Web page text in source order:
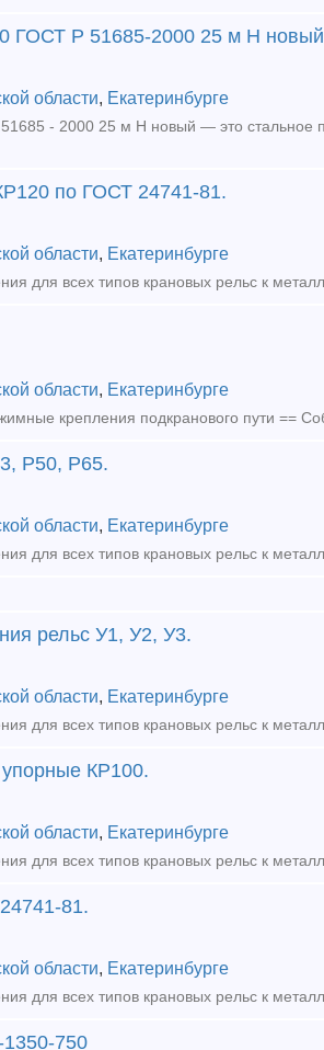
ГОСТ Р 51685-2000 25 м Н новый
области, Екатеринбурге
по ГОСТ 24741-81.
области, Екатеринбурге
области, Екатеринбурге
Р50, Р65.
области, Екатеринбурге
рельс У1, У2, У3.
области, Екатеринбурге
КР100.
области, Екатеринбурге
81.
области, Екатеринбурге
750